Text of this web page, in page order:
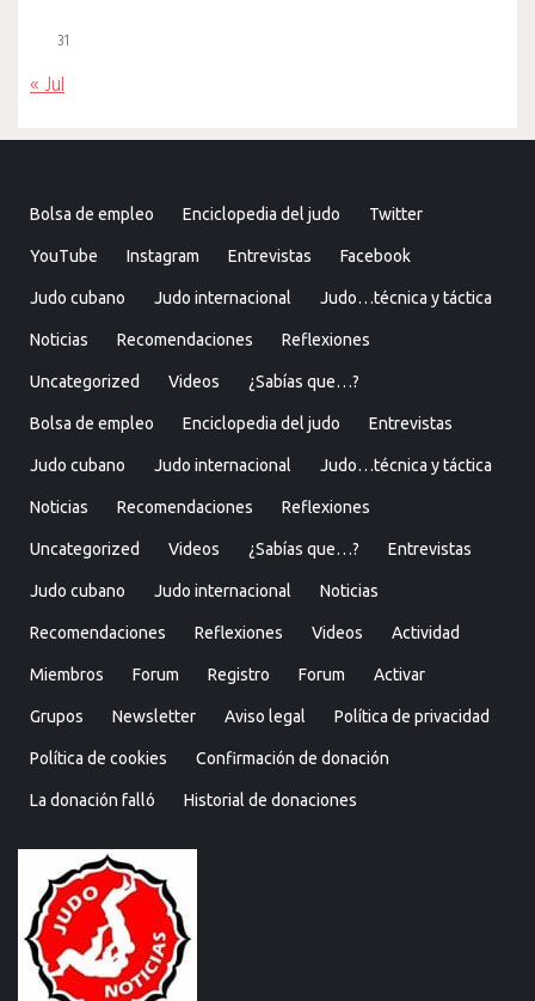
31
« Jul
Bolsa de empleo Enciclopedia del judo Twitter
YouTube Instagram Entrevistas Facebook
Judo cubano Judo internacional Judo…técnica y táctica
Noticias Recomendaciones Reflexiones
Uncategorized Videos ¿Sabías que…?
Bolsa de empleo Enciclopedia del judo Entrevistas
Judo cubano Judo internacional Judo…técnica y táctica
Noticias Recomendaciones Reflexiones
Uncategorized Videos ¿Sabías que…? Entrevistas
Judo cubano Judo internacional Noticias
Recomendaciones Reflexiones Videos Actividad
Miembros Forum Registro Forum Activar
Grupos Newsletter Aviso legal Política de privacidad
Política de cookies Confirmación de donación
La donación falló Historial de donaciones